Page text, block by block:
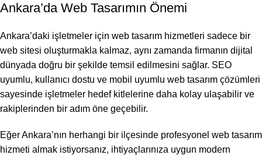
Ankara’da Web Tasarımın Önemi
Ankara’daki işletmeler için web tasarım hizmetleri sadece bir
web sitesi oluşturmakla kalmaz, aynı zamanda firmanın dijital
dünyada doğru bir şekilde temsil edilmesini sağlar. SEO
uyumlu, kullanıcı dostu ve mobil uyumlu web tasarım çözümleri
sayesinde işletmeler hedef kitlelerine daha kolay ulaşabilir ve
rakiplerinden bir adım öne geçebilir.
Eğer Ankara’nın herhangi bir ilçesinde profesyonel web tasarım
hizmeti almak istiyorsanız, ihtiyaçlarınıza uygun modern